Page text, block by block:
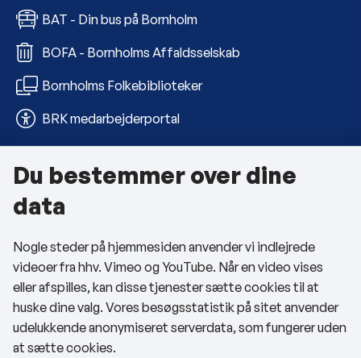
BAT - Din bus på Bornholm
BOFA - Bornholms Affaldsselskab
Bornholms Folkebiblioteker
BRK medarbejderportal
Om kommunen
Kontakt os
Telefon- og åbningstider
Tilgængelighedserklæring
Privatlivspolitik
Cookies
Du bestemmer over dine
data
Nogle steder på hjemmesiden anvender vi indlejrede
videoer fra hhv. Vimeo og YouTube. Når en video vises
eller afspilles, kan disse tjenester sætte cookies til at
huske dine valg. Vores besøgsstatistik på sitet anvender
udelukkende anonymiseret serverdata, som fungerer uden
at sætte cookies.